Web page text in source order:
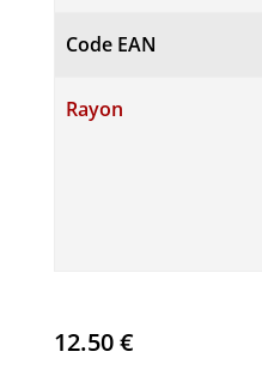
Code EAN
Rayon
12.50€